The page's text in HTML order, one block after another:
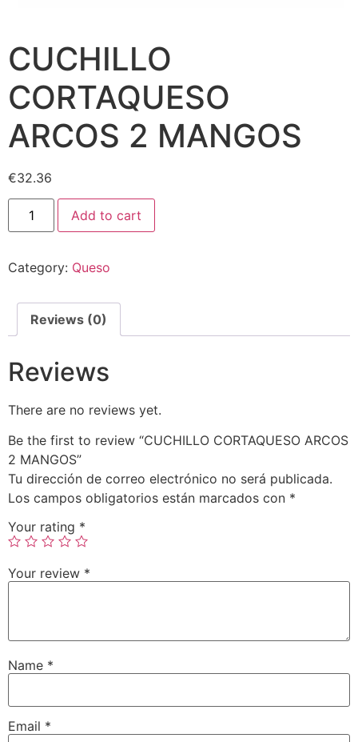
CUCHILLO
CORTAQUESO
ARCOS 2 MANGOS
€32.36
Add to cart
Category: Queso
Reviews (0)
Reviews
There are no reviews yet.
Be the first to review “CUCHILLO CORTAQUESO ARCOS
2 MANGOS”
Tu dirección de correo electrónico no será publicada.
Los campos obligatorios están marcados con *
Your rating *
Your review *
Name *
Email *